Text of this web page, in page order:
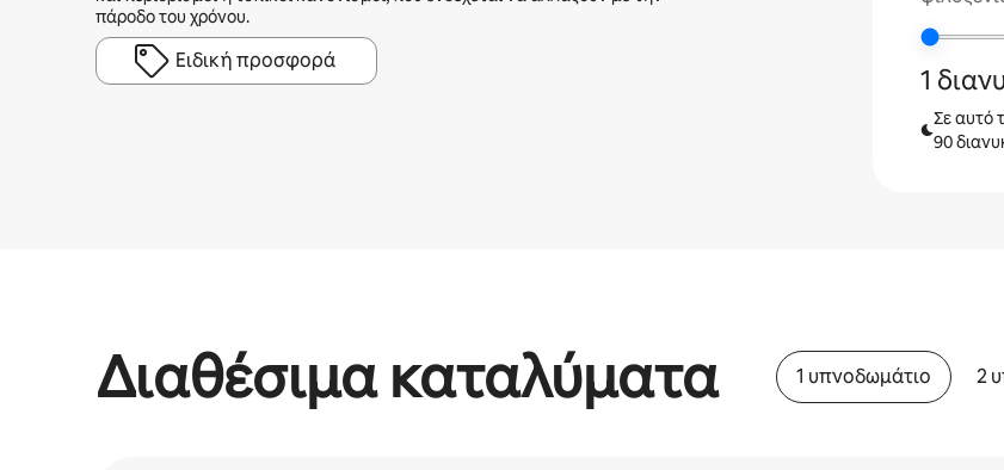
πάροδο του χρόνου.
Ειδική προσφορά
1
Σε αυτό
90
Διαθέσιμα καταλύματα 1 υπνοδωμάτιο 2